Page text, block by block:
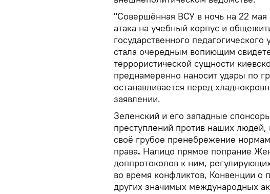
"Совершённая ВСУ в ночь на 22
атака на учебный корпус и
государственного
стала очередным вопиющим
террористической сущности
преднамеренно наносит удары по
останавливается перед
заявлении.
Зеленский и его западные
преступлений против наших
своё грубое пренебрежение
права. Налицо прямое попрание
доппротоколов к ним,
во время конфликтов, Конвенции о
других значимых международных